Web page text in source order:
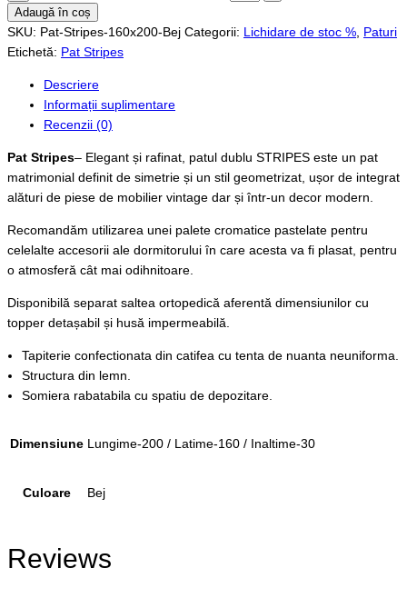
Adaugă în coș
SKU: Pat-Stripes-160x200-Bej Categorii: Lichidare de stoc % Paturi
Etichetă: Pat Stripes
Descriere
Informații suplimentare
Recenzii (0)
Pat Stripes– Elegant și rafinat, patul dublu STRIPES este un pat
matrimonial definit de simetrie și un stil geometrizat, ușor de integrat
alături de piese de mobilier vintage dar și într-un decor modern.
Recomandăm utilizarea unei palete cromatice pastelate pentru
celelalte accesorii ale dormitorului în care acesta va fi plasat, pentru
o atmosferă cât mai odihnitoare.
Disponibilă separat saltea ortopedică aferentă dimensiunilor cu
topper detașabil și husă impermeabilă.
Tapiterie confectionata din catifea cu tenta de nuanta neuniforma.
Structura din lemn.
Somiera rabatabila cu spatiu de depozitare.
Dimensiune Lungime-200 / Latime-160 / Inaltime-30
Culoare Bej
Reviews